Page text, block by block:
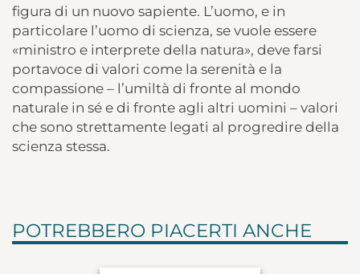
figura di un nuovo sapiente. L’uomo, e in
particolare l’uomo di scienza, se vuole essere
«ministro e interprete della natura», deve farsi
portavoce di valori come la serenità e la
compassione – l’umiltà di fronte al mondo
naturale in sé e di fronte agli altri uomini – valori
che sono strettamente legati al progredire della
scienza stessa.
POTREBBERO PIACERTI ANCHE